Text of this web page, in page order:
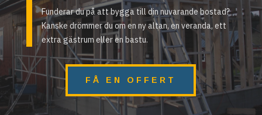
Funderar du på att bygga till din nuvarande bostad?
Kanske drömmer du om en ny altan, en veranda, ett
extra gästrum eller en bastu.
FÅ EN OFFERT